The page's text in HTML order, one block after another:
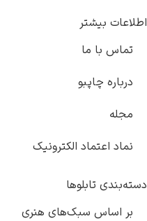
اطلاعات بیشتر
تماس با ما
درباره چاپبو
مجله
نماد اعتماد الکترونیک
دسته‌بندی تابلوها
بر اساس سبک‌های هنری